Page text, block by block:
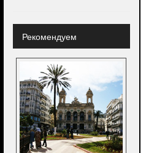
Рекомендуем